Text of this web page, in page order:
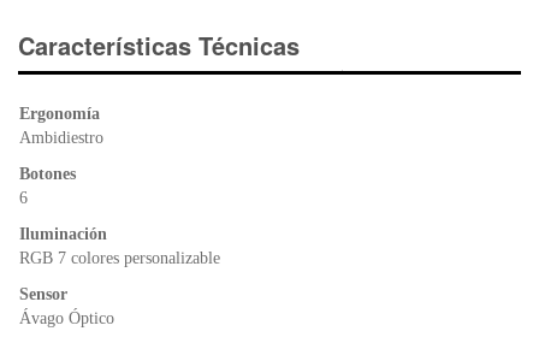
e
b
er s
A
ri
e
Características Técnicas
Ergonomía
Ambidiestro
Botones
6
Iluminación
RGB 7 colores personalizable
Sensor
Ávago Óptico